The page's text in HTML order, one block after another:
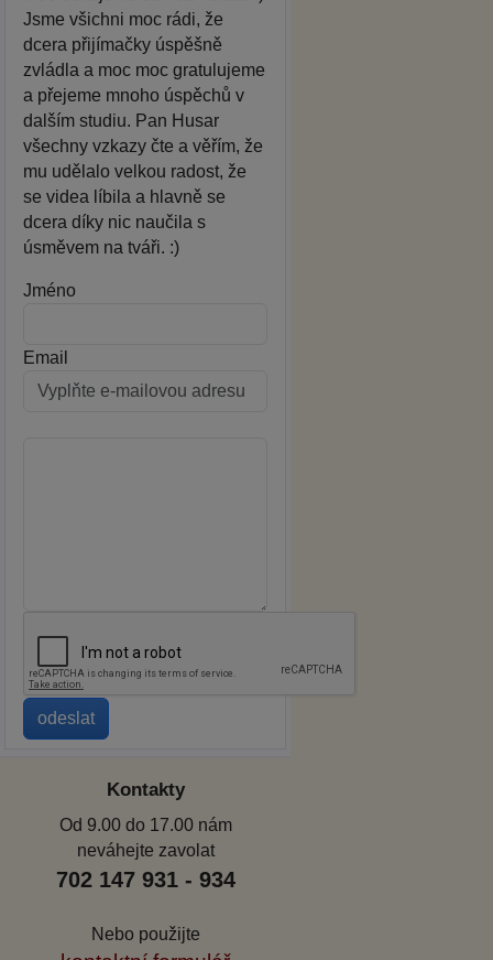
Jsme všichni moc rádi, že
dcera přijímačky úspěšně
zvládla a moc moc gratulujeme
a přejeme mnoho úspěchů v
dalším studiu. Pan Husar
všechny vzkazy čte a věřím, že
mu udělalo velkou radost, že
se videa líbila a hlavně se
dcera díky nic naučila s
úsměvem na tváři. :)
Jméno
Email
Kontakty
Od 9.00 do 17.00 nám
neváhejte zavolat
702 147 931 - 934
Nebo použijte